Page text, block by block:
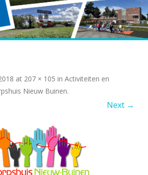
t
o
c
n
t
at 207 × 105 in Activiteiten en
Nieuw Buinen.
Next →